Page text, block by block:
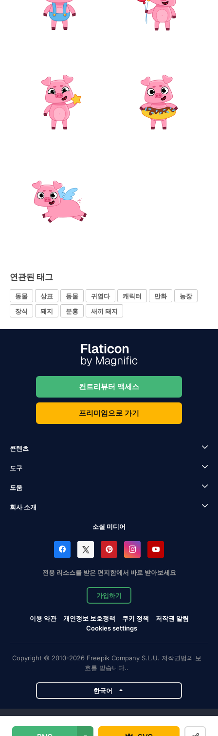
연관된 태그
동물 상표 동물 귀엽다 캐릭터 만화
농장
장식
돼지 분홍 새끼 돼지
컨트리뷰터 액세스
프리미엄으로 가기
콘텐츠
도구
도움
회사 소개
소셜 미디어
전용 리소스를 받은 편지함에서 바로 받아보세요
가입하기
이용 약관 개인정보 보호정책 쿠키 정책
저작권 알림
Cookies settings
Copyright © 2010-2026 Freepik Company S.L.U. 저작권법의 보
호를 받습니다..
한국어